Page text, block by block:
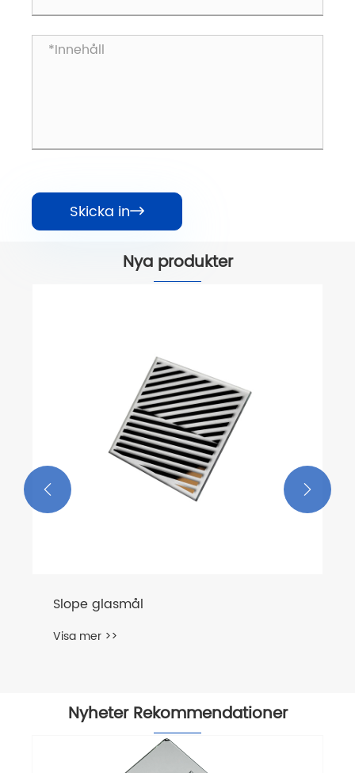
Skicka in
Nya produkter
Slope glasmål
Visa mer >>
 
Nyheter Rekommendationer